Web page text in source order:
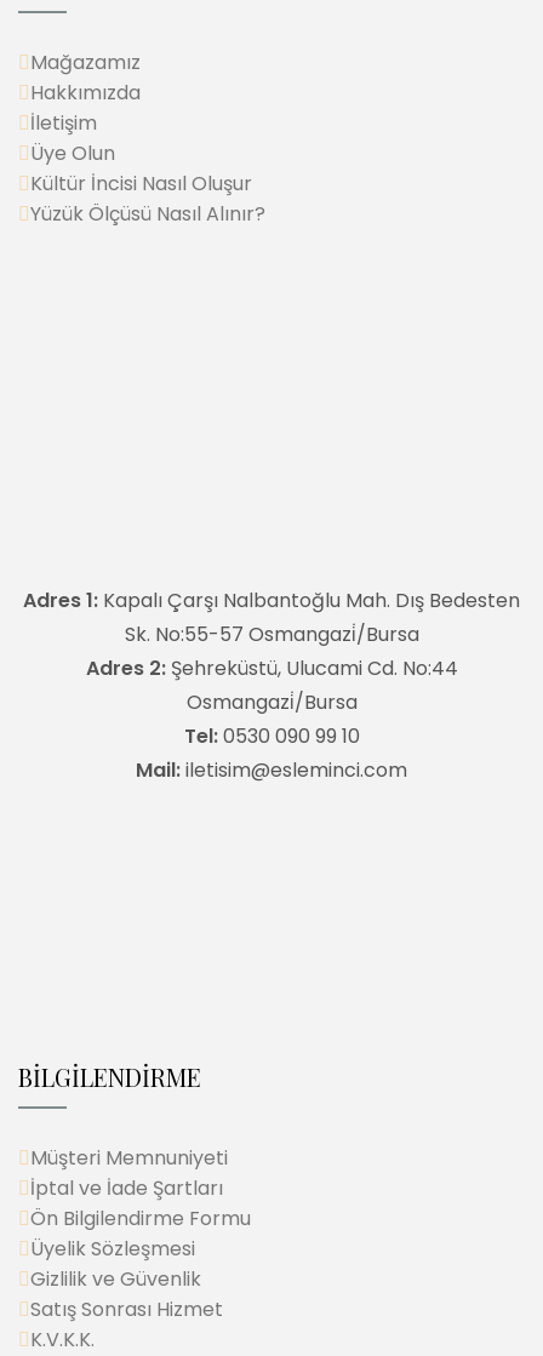
Mağazamız
Hakkımızda
İletişim
Üye Olun
Kültür İncisi Nasıl Oluşur
Yüzük Ölçüsü Nasıl Alınır?
Adres 1: Kapalı Çarşı Nalbantoğlu Mah. Dış Bedesten
Sk. No:55-57 Osmangazi̇/Bursa
Adres 2:Şehreküstü, Ulucami Cd. No:44
Osmangazi̇/Bursa
Tel:0530 090 99 10
Mail:iletisim@esleminci.com
BİLGİLENDİRME
Müşteri Memnuniyeti
İptal ve İade Şartları
Ön Bilgilendirme Formu
Üyelik Sözleşmesi
Gizlilik ve Güvenlik
Satış Sonrası Hizmet
K.V.K.K.